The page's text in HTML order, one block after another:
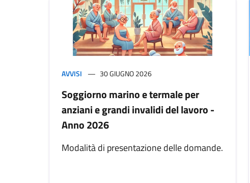
AVVISI 30 GIUGNO 2026
Soggiorno marino e termale per
anziani e grandi invalidi del lavoro -
Anno 2026
Modalità di presentazione delle domande.